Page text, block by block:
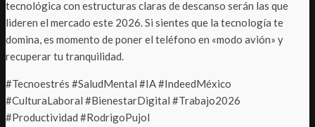
tecnológica con estructuras claras de descanso serán las que
lideren el mercado este 2026. Si sientes que la tecnología te
domina, es momento de poner el teléfono en «modo avión» y
recuperar tu tranquilidad.
#Tecnoestrés #SaludMental #IA #IndeedMéxico
#CulturaLaboral #BienestarDigital #Trabajo2026
#Productividad #RodrigoPujol